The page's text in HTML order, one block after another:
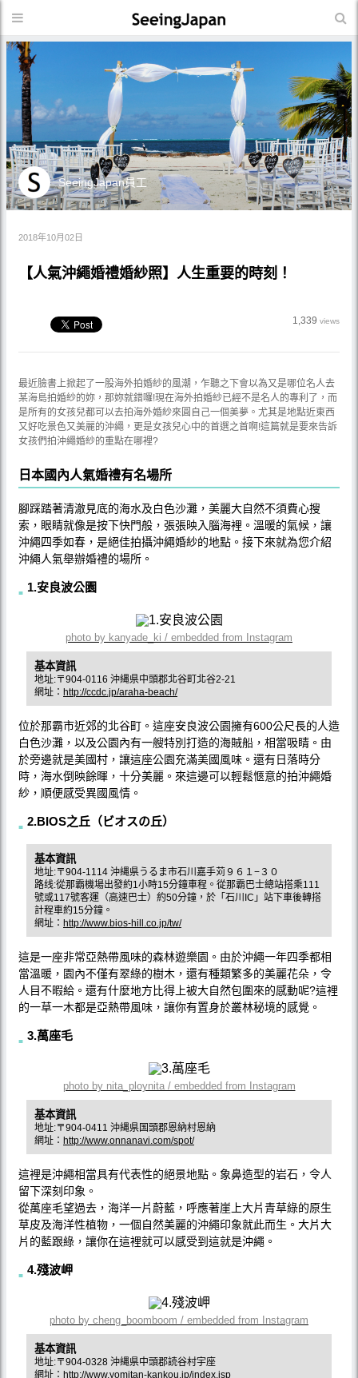
SeeingJapan員工
2018年10月02日
【人氣沖繩婚禮婚紗照】人生重要的時刻！
1,339 views
最近臉書上掀起了一股海外拍婚紗的風潮，乍聽之下會以為又是哪位名人去
某海島拍婚紗的妳，那妳就錯囉!現在海外拍婚紗已經不是名人的專利了，而
是所有的女孩兒都可以去拍海外婚紗來圓自己一個美夢。尤其是地點近東西
又好吃景色又美麗的沖繩，更是女孩兒心中的首選之首啊!這篇就是要來告訴
女孩們拍沖繩婚紗的重點在哪裡?
日本國內人氣婚禮有名場所
腳踩踏著清澈見底的海水及白色沙灘，美麗大自然不須費心搜
索，眼睛就像是按下快門般，張張映入腦海裡。溫暖的氣候，讓
沖繩四季如春，是絕佳拍攝沖繩婚紗的地點。接下來就為您介紹
沖繩人氣舉辦婚禮的場所。
1.安良波公園
photo by kanyade_ki / embedded from Instagram
基本資訊
地址:〒904-0116 沖縄県中頭郡北谷町北谷2-21
網址： http://ccdc.jp/araha-beach/
位於那霸市近郊的北谷町。這座安良波公園擁有600公尺長的人造
白色沙灘，以及公園內有一艘特別打造的海賊船，相當吸睛。由
於旁邊就是美國村，讓這座公園充滿美國風味。還有日落時分
時，海水倒映餘暉，十分美麗。來這邊可以輕鬆愜意的拍沖繩婚
紗，順便感受異國風情。
2.BIOS之丘（ビオスの丘）
基本資訊
地址:〒904-1114 沖縄県うるま市石川嘉手苅９６１−３０
路线:從那霸機場出發約1小時15分鐘車程。從那霸巴士總站搭乘111
號或117號客運（高速巴士）約50分鐘，於「石川IC」站下車後轉搭
計程車約15分鐘。
網址： http://www.bios-hill.co.jp/tw/
這是一座非常亞熱帶風味的森林遊樂園。由於沖繩一年四季都相
當溫暖，園內不僅有翠綠的樹木，還有種類繁多的美麗花朵，令
人目不暇給。還有什麼地方比得上被大自然包圍來的感動呢?這裡
的一草一木都是亞熱帶風味，讓你有置身於叢林秘境的感覺。
3.萬座毛
photo by nita_ploynita / embedded from Instagram
基本資訊
地址:〒904-0411 沖縄県国頭郡恩納村恩納
網址： http://www.onnanavi.com/spot/
這裡是沖繩相當具有代表性的絕景地點。象鼻造型的岩石，令人
留下深刻印象。
從萬座毛望過去，海洋一片蔚藍，呼應著崖上大片青草綠的原生
草皮及海洋性植物，一個自然美麗的沖繩印象就此而生。大片大
片的藍跟綠，讓你在這裡就可以感受到這就是沖繩。
4.殘波岬
photo by cheng_boomboom / embedded from Instagram
基本資訊
地址:〒904-0328 沖縄県中頭郡読谷村宇座
網址： http://www.yomitan-kankou.jp/index.jsp